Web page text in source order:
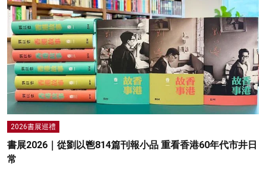
2026書展巡禮
書展2026｜從劉以鬯814篇刊報小品 重看香港60年代市井日
常